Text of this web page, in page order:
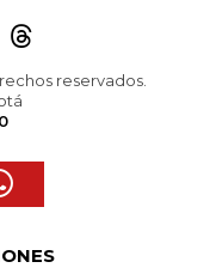
reservados.